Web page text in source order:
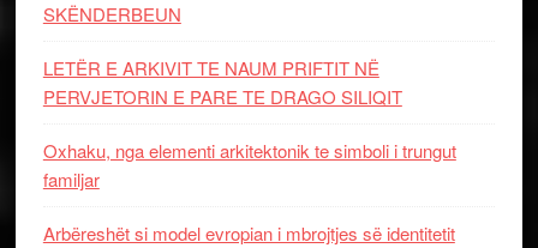
SKËNDERBEUN
LETËR E ARKIVIT TE NAUM PRIFTIT NË
PERVJETORIN E PARE TE DRAGO SILIQIT
Oxhaku, nga elementi arkitektonik te simboli i trungut
familjar
Arbëreshët si model evropian i mbrojtjes së identitetit